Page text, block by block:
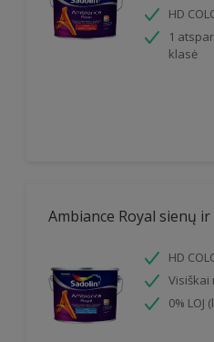
HD
1
klasė
Ambiance Royal sienų
HD
Visiškai
0%